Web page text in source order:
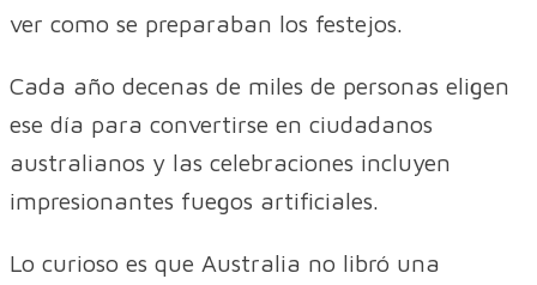
ver como se preparaban los festejos.
Cada año decenas de miles de personas eligen
ese día para convertirse en ciudadanos
australianos y las celebraciones incluyen
impresionantes fuegos artificiales.
Lo curioso es que Australia no libró una